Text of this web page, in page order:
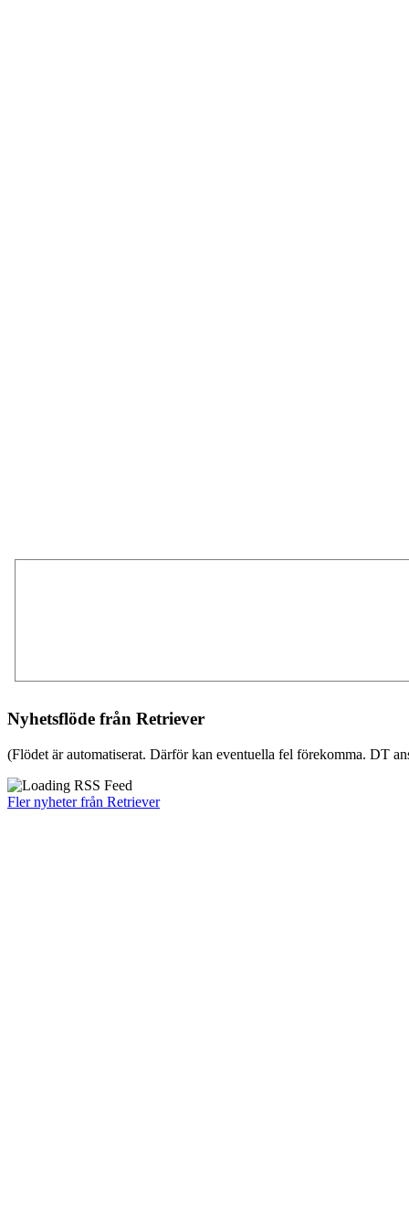
Nyhetsflöde från Retriever
(Flödet är automatiserat. Därför kan eventuella fel förekomma. DT
Fler nyheter från Retriever